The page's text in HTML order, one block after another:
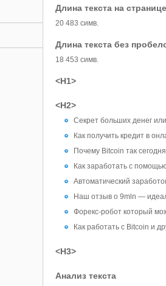
Длина текста на странице
20 483 симв.
Длина текста без
18 453 симв.
<H1>
<H2>
Секрет больших денег
Как получить кредит в
Почему Bitcoin так
Как заработать с
Автоматический
Наш отзыв о 9mln —
Форекс-робот который
Как работать с Bitcoin и
<H3>
Анализ текста